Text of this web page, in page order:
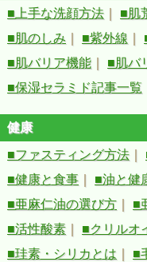
■上手な洗顔方法
■肌
■肌のしみ
■紫外線
■肌バリア機能
■肌バ
■保湿セラミド記事一覧
健康
■ファスティング方法
■健康と食事
■油と健
■亜麻仁油の選び方
■
■活性酸素
■クリルオ
■珪素・シリカとは
■